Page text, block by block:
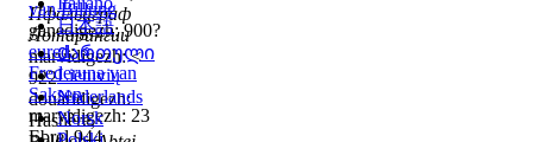
Пфальцграф
Лотарингии
marvidigezh: <
922
douaridigezh:
Hastière,
van Billung
ganedigezh: 900?
eured:♀
Frederuna van
Saksen
marvidigezh: 23
Ebrel 944
日本語
Ქართული
Lietuvių
Nederlands
Norsk